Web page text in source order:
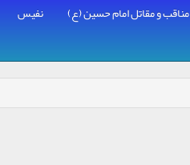
مناقب و مقاتل امام حسین (ع) نفیس